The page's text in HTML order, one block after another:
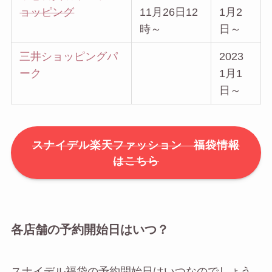
ョッピング
11月26日12
時～
1月2
日～
三井ショッピングパ
ーク
2023
1月1
日～
スナイデル楽天ファッション 福袋情報
はこちら
各店舗の予約開始日はいつ？